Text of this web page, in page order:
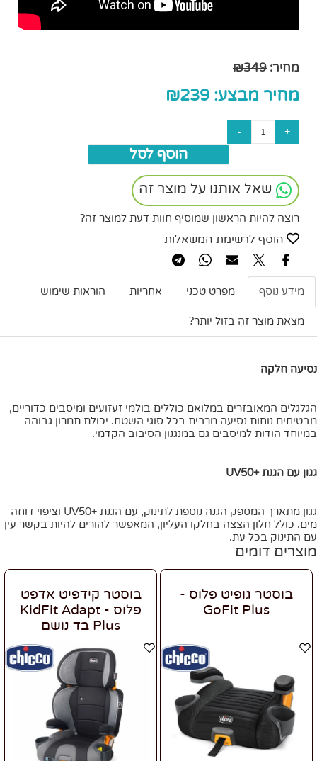
מחיר: ₪349
מחיר מבצע: ₪239
הוסף לסל
שאל אותנו על מוצר זה
רוצה להיות הראשון שמוסיף חוות דעת למוצר זה?
הוסף לרשימת המשאלות
מידע נוסף מפרט טכני אחריות הוראות שימוש
מצאת מוצר זה בזול יותר?
נסיעה חלקה
הגלגלים המאובזרים במלואם כוללים בולמי זעזועים ומיסבים כדוריים,
מבטיחים נוחות נסיעה מרבית בכל סוגי השטח. יכולת תמרון גבוהה
במיוחד הודות למיסבים גם במנגנון הסיבוב הקדמי.
גגון עם הגנת +UV50
גגון מתארך המספק הגנה נוספת לתינוק, עם הגנת +UV50 וציפוי דוחה
מים. כולל חלון הצצה בחלקו העליון, המאפשר להורים להיות בקשר עין
עם התינוק בכל עת.
מוצרים דומים
בוסטר גופיט פלוס -
GoFit Plus
בוסטר קידפיט אדפט
פלוס - KidFit Adapt
Plus בד נושם